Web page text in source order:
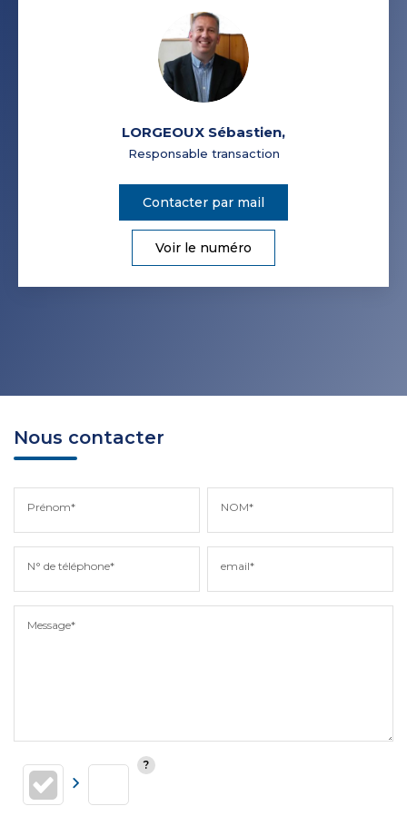
LORGEOUX Sébastien,
Responsable transaction
Contacter par mail
Voir le numéro
Nous contacter
Prénom* NOM*
N° de téléphone* email*
Message*